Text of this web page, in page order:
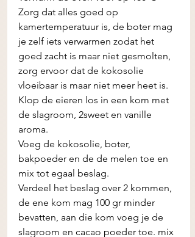
Zorg dat alles goed op
kamertemperatuur is, de boter mag
je zelf iets verwarmen zodat het
goed zacht is maar niet gesmolten,
zorg ervoor dat de kokosolie
vloeibaar is maar niet meer heet is.
Klop de eieren los in een kom met
de slagroom, 2sweet en vanille
aroma.
Voeg de kokosolie, boter,
bakpoeder en de de melen toe en
mix tot egaal beslag.
Verdeel het beslag over 2 kommen,
de ene kom mag 100 gr minder
bevatten, aan die kom voeg je de
slagroom en cacao poeder toe. mix